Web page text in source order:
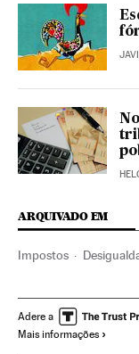
ARQUIVADO EM
Impostos
Empresas Economia
Adere a
Mais informações